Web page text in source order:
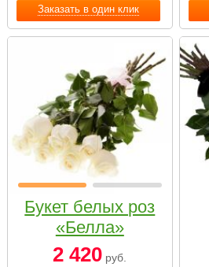
Заказать в один клик
Букет белых роз
«Белла»
2 420 руб.